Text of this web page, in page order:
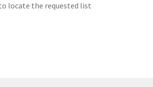
locate the requested list